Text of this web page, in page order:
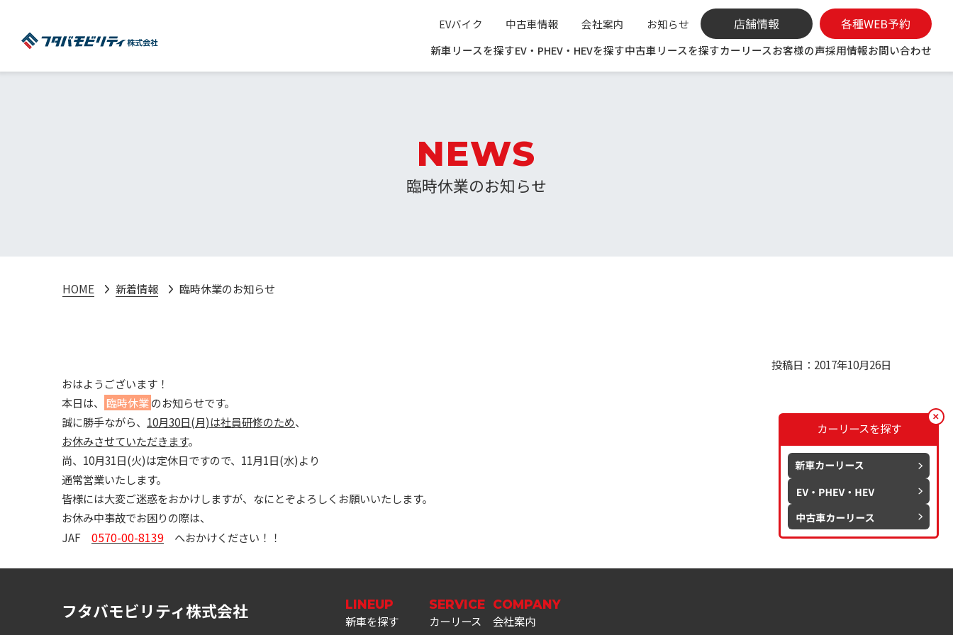
EVバイク 中古車情報 会社案内
お知らせ
新車リースを探すEV・PHEV・HEVを探す中古車リースを探すカーリースお客様の声採用情報お問い合わせ
NEWS
臨時休業のお知らせ
HOME 新着情報 臨時休業のお知らせ
投稿日：2017年10月26日
おはようございます！
本日は、
臨時休業のお知らせです。
誠に勝手ながら、 10月30日(月)は社員研修のため、
お休みさせていただきます。
尚、10月31日(火)は定休日ですので、11月1日(水)より
通常営業いたします。
皆様には大変ご迷惑をおかけしますが、なにとぞよろしくお願いいたします。
お休み中事故でお困りの際は、
JAF 0570-00-8139 へおかけください！！
フタバモビリティ株式会社 LINEUP
新車を探す
SERVICE
カーリース
COMPANY
会社案内
カーリースを探す